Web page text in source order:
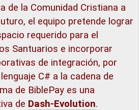
de la Comunidad Cristiana a
el equipo pretende lograr
requerido para el
Santuarios e incorporar
de integración, por
C# a la cadena de
de BiblePay es una
de Dash-Evolution.